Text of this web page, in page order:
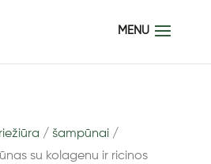
/ šampūnai/
su kolagenu ir ricinos